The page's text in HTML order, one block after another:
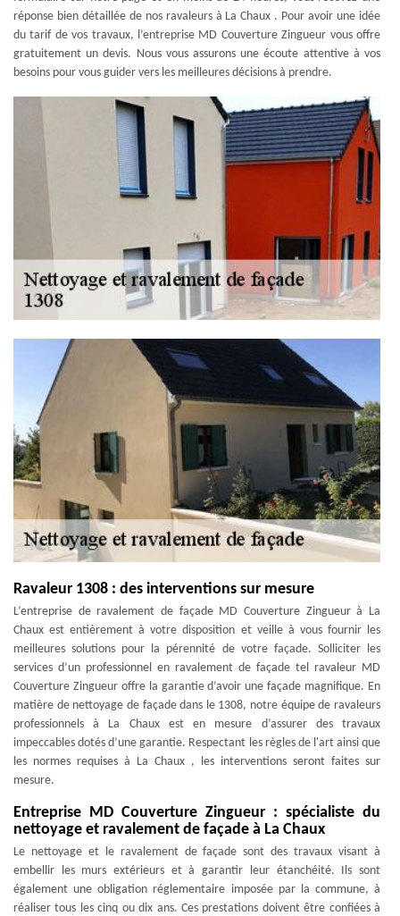
réponse bien détaillée de nos ravaleurs à La Chaux . Pour avoir une idée
du tarif de vos travaux, l’entreprise MD Couverture Zingueur vous offre
gratuitement un devis. Nous vous assurons une écoute attentive à vos
besoins pour vous guider vers les meilleures décisions à prendre.
Ravaleur 1308 : des interventions sur mesure
L’entreprise de ravalement de façade MD Couverture Zingueur à La
Chaux est entièrement à votre disposition et veille à vous fournir les
meilleures solutions pour la pérennité de votre façade. Solliciter les
services d’un professionnel en ravalement de façade tel ravaleur MD
Couverture Zingueur offre la garantie d’avoir une façade magnifique. En
matière de nettoyage de façade dans le 1308, notre équipe de ravaleurs
professionnels à La Chaux est en mesure d’assurer des travaux
impeccables dotés d’une garantie. Respectant les règles de l'art ainsi que
les normes requises à La Chaux , les interventions seront faites sur
mesure.
Entreprise MD Couverture Zingueur : spécialiste du
nettoyage et ravalement de façade à La Chaux
Le nettoyage et le ravalement de façade sont des travaux visant à
embellir les murs extérieurs et à garantir leur étanchéité. Ils sont
également une obligation réglementaire imposée par la commune, à
réaliser tous les cinq ou dix ans. Ces prestations doivent être confiées à